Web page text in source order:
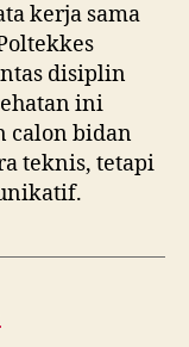
kerja sama
disiplin
ini
calon bidan
teknis, tetapi